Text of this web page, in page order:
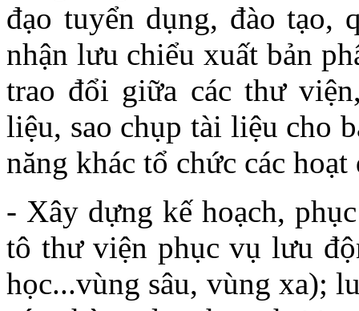
đạo tuyển dụng, đào tạo,
nhận lưu chiểu xuất bản
trao đổi giữa các thư
liệu, sao chụp tài liệu cho
năng khác tổ chức các
- Xây dựng kế hoạch,
tô thư viện phục vụ lưu
học...vùng sâu, vùng xa);